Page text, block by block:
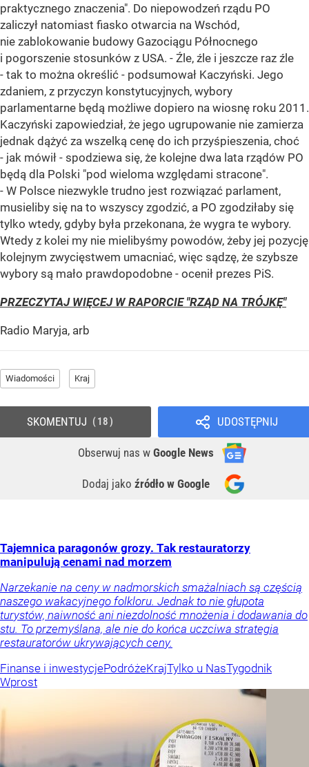
praktycznego znaczenia". Do niepowodzeń rządu PO
zaliczył natomiast fiasko otwarcia na Wschód,
nie zablokowanie budowy Gazociągu Północnego
i pogorszenie stosunków z USA. - Źle, źle i jeszcze raz źle
- tak to można określić - podsumował Kaczyński. Jego
zdaniem, z przyczyn konstytucyjnych, wybory
parlamentarne będą możliwe dopiero na wiosnę roku 2011.
Kaczyński zapowiedział, że jego ugrupowanie nie zamierza
jednak dążyć za wszelką cenę do ich przyśpieszenia, choć
- jak mówił - spodziewa się, że kolejne dwa lata rządów PO
będą dla Polski "pod wieloma względami stracone".
- W Polsce niezwykle trudno jest rozwiązać parlament,
musieliby się na to wszyscy zgodzić, a PO zgodziłaby się
tylko wtedy, gdyby była przekonana, że wygra te wybory.
Wtedy z kolei my nie mielibyśmy powodów, żeby jej pozycję
kolejnym zwycięstwem umacniać, więc sądzę, że szybsze
wybory są mało prawdopodobne - ocenił prezes PiS.
PRZECZYTAJ WIĘCEJ W RAPORCIE "RZĄD NA TRÓJKĘ"
Radio Maryja, arb
Wiadomości Kraj
UDOSTĘPNIJ
Obserwuj nas w Google News
Dodaj jako źródło w Google
SKOMENTUJ 18
Tajemnica paragonów grozy. Tak restauratorzy
manipulują cenami nad morzem
Narzekanie na ceny w nadmorskich smażalniach są częścią
naszego wakacyjnego folkloru. Jednak to nie głupota
turystów, naiwność ani niezdolność mnożenia i dodawania do
stu. To przemyślana, ale nie do końca uczciwa strategia
restauratorów ukrywających ceny.
Finanse i inwestycjePodróżeKrajTylko u NasTygodnik
Wprost